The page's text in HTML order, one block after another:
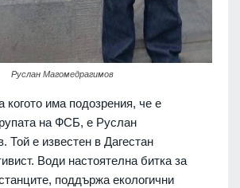
Руслан Магомедрагимов
когото има подозрения, че е
на ФСБ, е Руслан
Той е известен в Дагестан
Води настоятелна битка за
поддържа екологични